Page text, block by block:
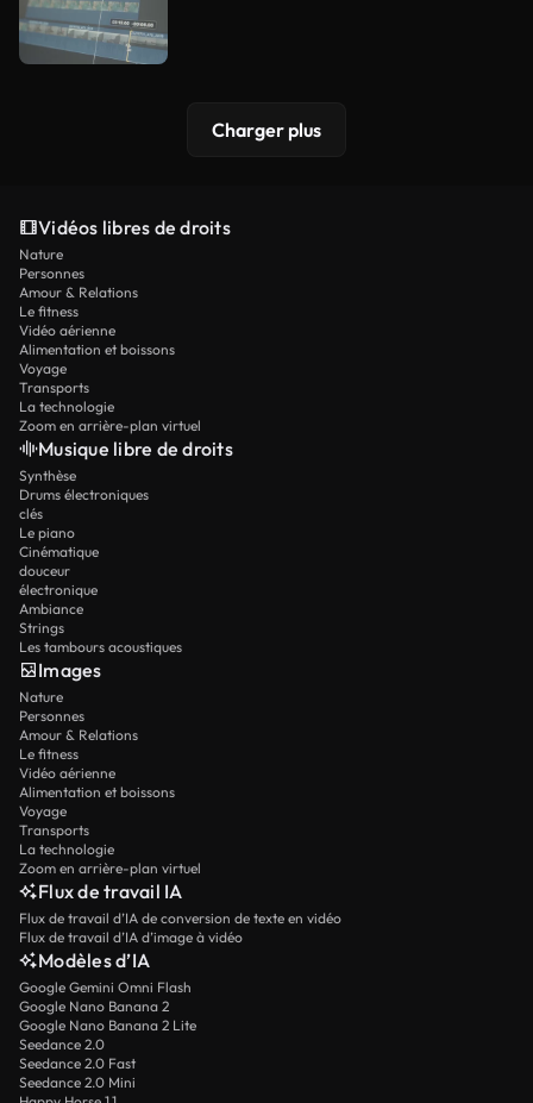
Charger plus
Vidéos libres de droits
Nature
Personnes
Amour & Relations
Le fitness
Vidéo aérienne
Alimentation et boissons
Voyage
Transports
La technologie
Zoom en arrière-plan virtuel
Musique libre de droits
Synthèse
Drums électroniques
clés
Le piano
Cinématique
douceur
électronique
Ambiance
Strings
Les tambours acoustiques
Images
Nature
Personnes
Amour & Relations
Le fitness
Vidéo aérienne
Alimentation et boissons
Voyage
Transports
La technologie
Zoom en arrière-plan virtuel
Flux de travail IA
Flux de travail d’IA de conversion de texte en vidéo
Flux de travail d’IA d’image à vidéo
Modèles d’IA
Google Gemini Omni Flash
Google Nano Banana 2
Google Nano Banana 2 Lite
Seedance 2.0
Seedance 2.0 Fast
Seedance 2.0 Mini